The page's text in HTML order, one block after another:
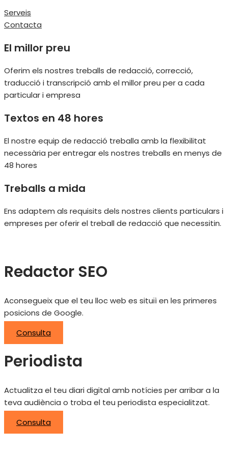
Serveis
Contacta
El millor preu
Oferim els nostres treballs de redacció, correcció,
traducció i transcripció amb el millor preu per a cada
particular i empresa
Textos en 48 hores
El nostre equip de redacció treballa amb la flexibilitat
necessària per entregar els nostres treballs en menys de
48 hores
Treballs a mida
Ens adaptem als requisits dels nostres clients particulars i
empreses per oferir el treball de redacció que necessitin.
Redactor SEO
Aconsegueix que el teu lloc web es situïi en les primeres
posicions de Google.
Consulta
Periodista
Actualitza el teu diari digital amb notícies per arribar a la
teva audiència o troba el teu periodista especialitzat.
Consulta